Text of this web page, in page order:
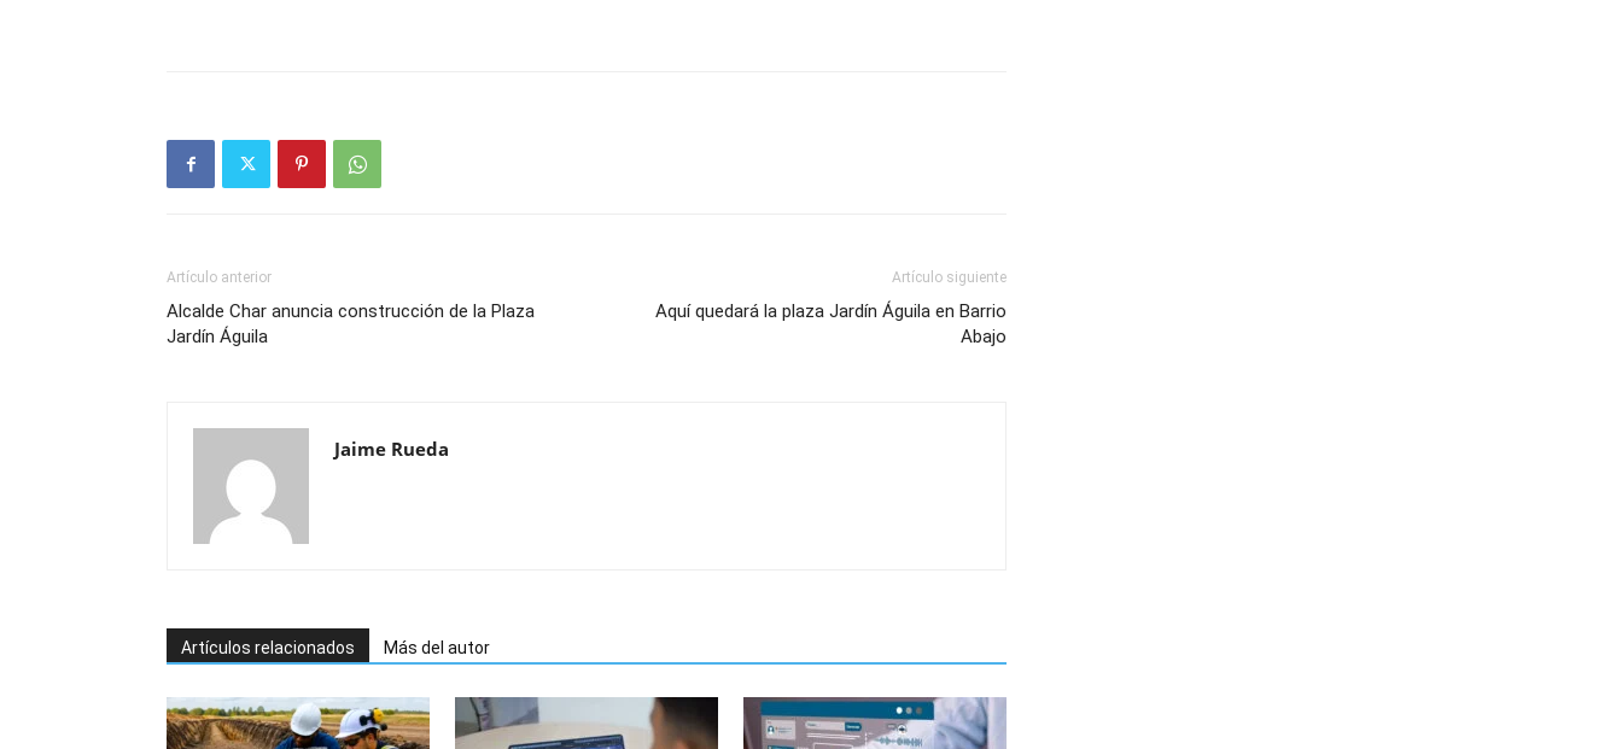
Artículo anterior
Alcalde Char anuncia construcción de la Plaza
Jardín Águila
Artículo siguiente
Aquí quedará la plaza Jardín Águila en Barrio
Abajo
Jaime Rueda
Artículos relacionados Más del autor